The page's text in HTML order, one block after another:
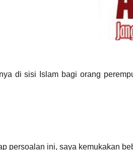
di sisi Islam bagi orang
persoalan ini, saya kemukakan